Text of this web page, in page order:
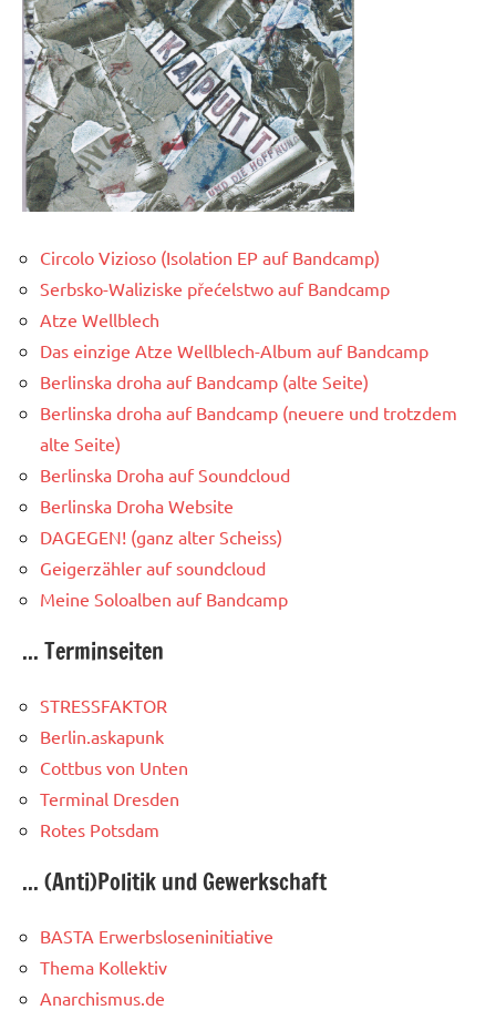
Circolo Vizioso (Isolation EP auf Bandcamp)
Serbsko-Waliziske přećelstwo auf Bandcamp
Atze Wellblech
Das einzige Atze Wellblech-Album auf Bandcamp
Berlinska droha auf Bandcamp (alte Seite)
Berlinska droha auf Bandcamp (neuere und trotzdem
alte Seite)
Berlinska Droha auf Soundcloud
Berlinska Droha Website
DAGEGEN! (ganz alter Scheiss)
Geigerzähler auf soundcloud
Meine Soloalben auf Bandcamp
... Terminseiten
STRESSFAKTOR
Berlin.askapunk
Cottbus von Unten
Terminal Dresden
Rotes Potsdam
... (Anti)Politik und Gewerkschaft
BASTA Erwerbsloseninitiative
Thema Kollektiv
Anarchismus.de